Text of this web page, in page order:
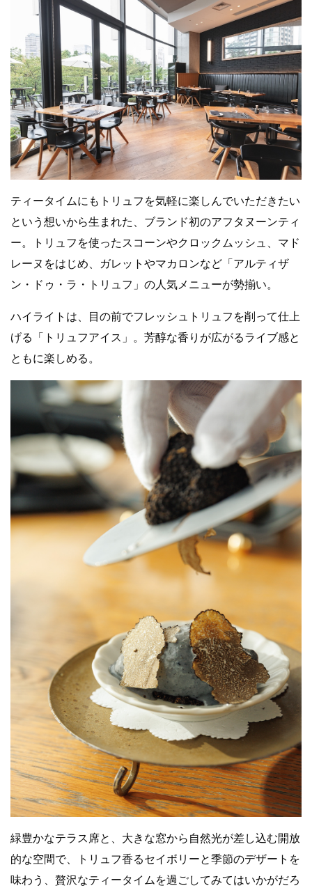
ティータイムにもトリュフを気軽に楽しんでいただきたい
という想いから生まれた、ブランド初のアフタヌーンティ
ー。トリュフを使ったスコーンやクロックムッシュ、マド
レーヌをはじめ、ガレットやマカロンなど「アルティザ
ン・ドゥ・ラ・トリュフ」の人気メニューが勢揃い。
ハイライトは、目の前でフレッシュトリュフを削って仕上
げる「トリュフアイス」。芳醇な香りが広がるライブ感と
ともに楽しめる。
緑豊かなテラス席と、大きな窓から自然光が差し込む開放
的な空間で、トリュフ香るセイボリーと季節のデザートを
味わう、贅沢なティータイムを過ごしてみてはいかがだろ